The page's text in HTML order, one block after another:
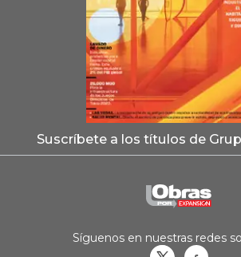
Suscríbete a los títulos de
Síguenos en nuestras redes